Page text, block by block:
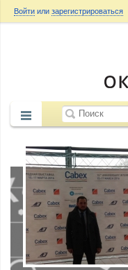
Войти или зарегистрироваться